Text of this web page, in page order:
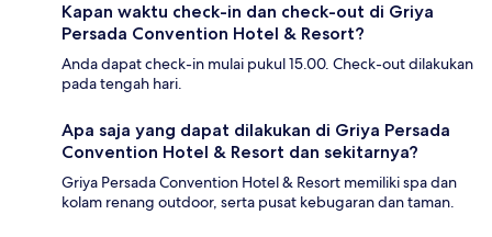
Kapan waktu check-in dan check-out di Griya
Persada Convention Hotel & Resort?
Anda dapat check-in mulai pukul 15.00. Check-out dilakukan
pada tengah hari.
Apa saja yang dapat dilakukan di Griya Persada
Convention Hotel & Resort dan sekitarnya?
Griya Persada Convention Hotel & Resort memiliki spa dan
kolam renang outdoor, serta pusat kebugaran dan taman.